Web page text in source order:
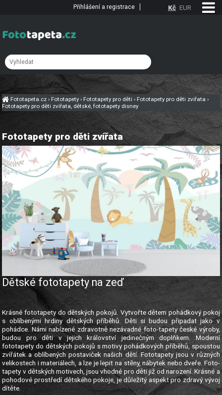
Fototapeta.cz› Fototapety› Fototapety pro děti › Fototapety pro děti zvířata ›
Fototapety pro děti zvířata, dětské, fototapety disney
Fototapety pro děti zvířata
Dětské fototapety na zeď
Krásné fototapety do dětských pokojů. Vytvořte dětem pohádkový pokoj
s oblíbenými hrdiny dětských příběhů. Děti si budou připadat jako v
pohádce. Námi nabízené zdravotně nezávadné foto-tapety české výroby,
budou pro děti v jejich království jedinečným doplňkem. Moderní
fototapety do dětských pokojů s motivy pohádkových příběhů, spoustou
zvířátek a oblíbených postaviček našich dětí. Fototapety jsou v různých
velikostech i materiálech, a lze je lepit na stěny, nábytek nebo dveře. Foto-
tapety v dětských motivech, jsou vhodné pro děti již od narození. Krásné a
pohodové prostředí dětského pokoje, je důležitý aspekt pro zdravý vývoj
dítěte.
Kč EUR
Přihlášení a registrace